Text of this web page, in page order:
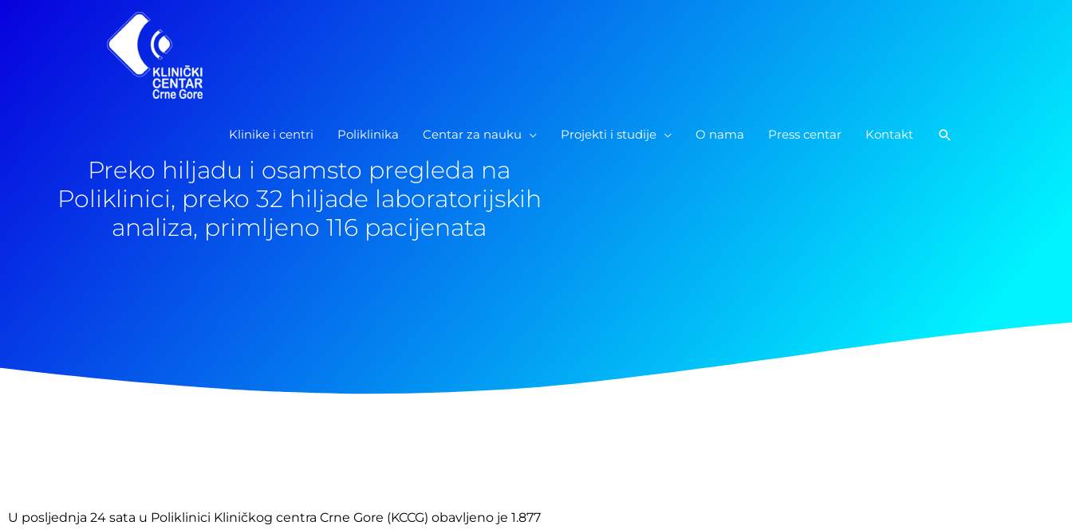
Klinike i centri Poliklinika Centar za nauku Projekti i studije O nama Press centar Kontakt Pretraga
Preko hiljadu i osamsto pregleda na
Poliklinici, preko 32 hiljade laboratorijskih
analiza, primljeno 116 pacijenata
U posljednja 24 sata u Poliklinici Kliničkog centra Crne Gore (KCCG) obavljeno je 1.877